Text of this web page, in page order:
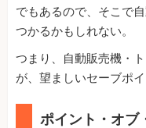
でもあるので、そこで
つかるかもしれない。
つまり、自動販売機・
が、望ましいセーブポイ
ポイント・オブ